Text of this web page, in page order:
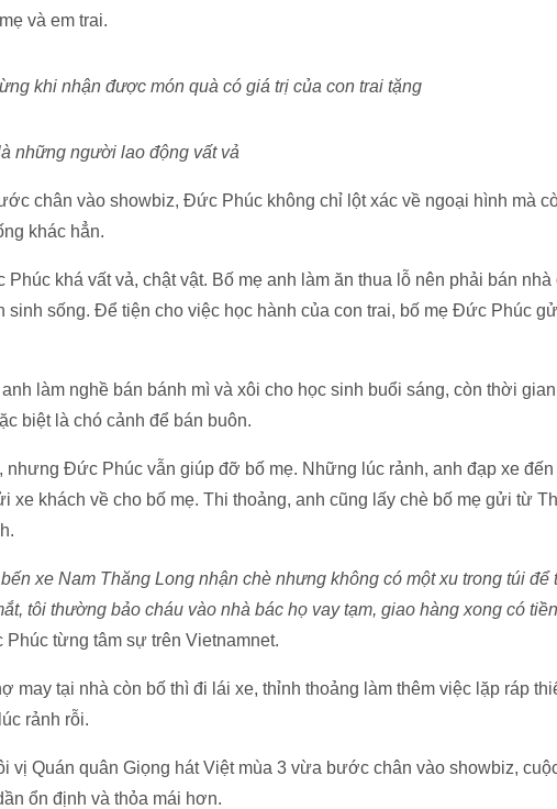
và em trai.
khi nhận được món quà có giá trị của con trai tặng
những người lao động vất vả
chân vào showbiz, Đức Phúc không chỉ lột xác về ngoại hình mà
khác hẳn.
khá vất vả, chật vật. Bố mẹ anh làm ăn thua lỗ nên phải bán nhà
sinh sống. Để tiện cho việc học hành của con trai, bố mẹ Đức Phúc
làm nghề bán bánh mì và xôi cho học sinh buổi sáng, còn thời
biệt là chó cảnh để bán buôn.
nhưng Đức Phúc vẫn giúp đỡ bố mẹ. Những lúc rảnh, anh đạp xe đến
xe khách về cho bố mẹ. Thi thoảng, anh cũng lấy chè bố mẹ gửi từ
xe Nam Thăng Long nhận chè nhưng không có một xu trong túi để
tôi thường bảo cháu vào nhà bác họ vay tạm, giao hàng xong có
từng tâm sự trên Vietnamnet.
may tại nhà còn bố thì đi lái xe, thỉnh thoảng làm thêm việc lặp ráp
rảnh rỗi.
vị Quán quân Giọng hát Việt mùa 3 vừa bước chân vào showbiz,
ổn định và thỏa mái hơn.